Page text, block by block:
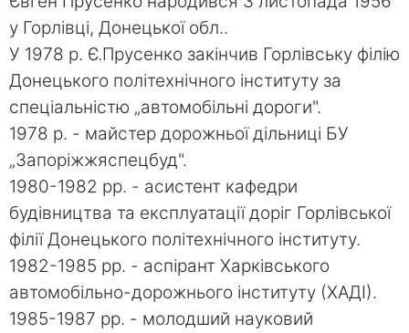
у Горлівці, Донецької обл..
У 1978 р. Є.Прусенко закінчив Горлівську філію
Донецького політехнічного інституту за
спеціальністю „автомобільні дороги".
1978 р. - майстер дорожньої дільниці БУ
„Запоріжжяспецбуд".
1980-1982 рр. - асистент кафедри
будівництва та експлуатації доріг Горлівської
філії Донецького політехнічного інституту.
1982-1985 рр. - аспірант Харківського
автомобільно-дорожнього інституту (ХАДІ).
1985-1987 рр. - молодший науковий